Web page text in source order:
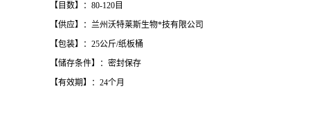
【目数】：80-120目
【供应】：兰州沃特莱斯生物*技有限公司
【包装】：25公斤/纸板桶
【储存条件】：密封保存
【有效期】：24个月